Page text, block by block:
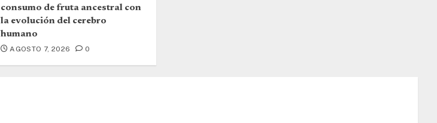
consumo de fruta ancestral con
la evolución del cerebro
humano
AGOSTO 7, 2026 0